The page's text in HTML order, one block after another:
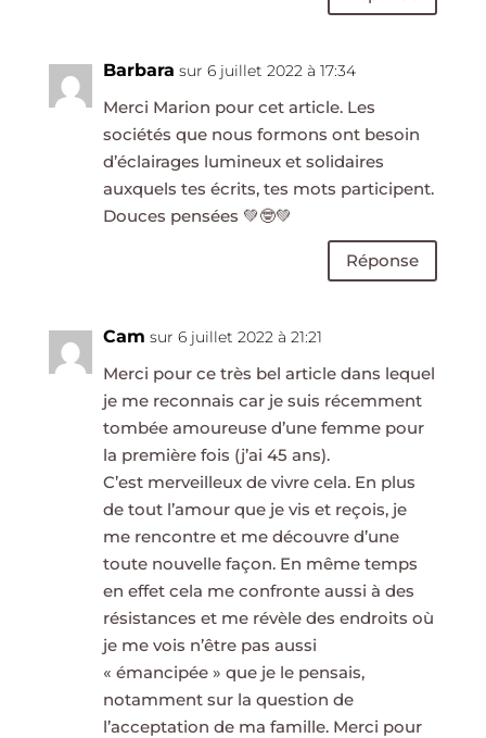
Barbara sur 6 juillet 2022 à 17:34
Merci Marion pour cet article. Les
sociétés que nous formons ont besoin
d’éclairages lumineux et solidaires
auxquels tes écrits, tes mots participent.
Douces pensées 💚🤓💚
Réponse
Cam sur 6 juillet 2022 à 21:21
Merci pour ce très bel article dans lequel
je me reconnais car je suis récemment
tombée amoureuse d’une femme pour
la première fois (j’ai 45 ans).
C’est merveilleux de vivre cela. En plus
de tout l’amour que je vis et reçois, je
me rencontre et me découvre d’une
toute nouvelle façon. En même temps
en effet cela me confronte aussi à des
résistances et me révèle des endroits où
je me vois n’être pas aussi
« émancipée » que je le pensais,
notamment sur la question de
l’acceptation de ma famille. Merci pour